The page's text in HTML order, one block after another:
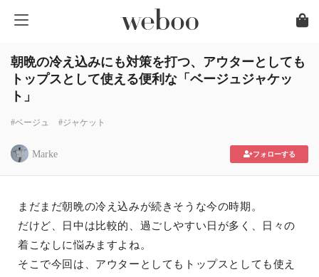
朝晩の冷え込みにも対策を打つ、アウターとしても
トップスとして使える便利な「ベージュジャケッ
ト」
#ベージュ #ジャケット
Marke フォローする
まだまだ朝晩の冷え込みが続きそうな今の時期。
だけど、日中は比較的、過ごしやすい日が多く、日々の
着こなしに悩みますよね。
そこで今回は、アウターとしてもトップスとしても使え